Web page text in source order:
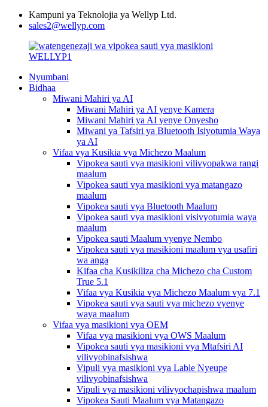
Kampuni ya Teknolojia ya Wellyp Ltd.
sales2@wellyp.com
Nyumbani
Bidhaa
Miwani Mahiri ya AI
Miwani Mahiri ya AI yenye Kamera
Miwani Mahiri ya AI yenye Onyesho
Miwani ya Tafsiri ya Bluetooth Isiyotumia Waya
ya AI
Vifaa vya Kusikia vya Michezo Maalum
Vipokea sauti vya masikioni vilivyopakwa rangi
maalum
Vipokea sauti vya masikioni vya matangazo
maalum
Vipokea sauti vya Bluetooth Maalum
Vipokea sauti vya masikioni visivyotumia waya
maalum
Vipokea sauti Maalum vyenye Nembo
Vipokea sauti vya masikioni maalum vya usafiri
wa anga
Kifaa cha Kusikiliza cha Michezo cha Custom
True 5.1
Vifaa vya Kusikia vya Michezo Maalum vya 7.1
Vipokea sauti vya sauti vya michezo vyenye
waya maalum
Vifaa vya masikioni vya OEM
Vifaa vya masikioni vya OWS Maalum
Vipokea sauti vya masikioni vya Mtafsiri AI
vilivyobinafsishwa
Vipuli vya masikioni vya Lable Nyeupe
vilivyobinafsishwa
Vipuli vya masikioni vilivyochapishwa maalum
Vipokea Sauti Maalum vya Matangazo